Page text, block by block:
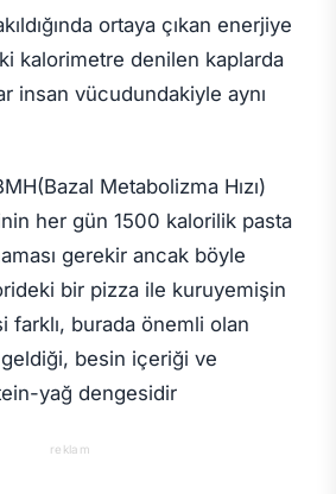
ortaya çıkan enerjiye
kalorimetre denilen kaplarda
insan vücudundakiyle aynı
Metabolizma Hızı)
her gün 1500 kalorilik pasta
gerekir ancak böyle
bir pizza ile kuruyemişin
farklı, burada önemli olan
besin içeriği ve
yağ dengesidir
reklam